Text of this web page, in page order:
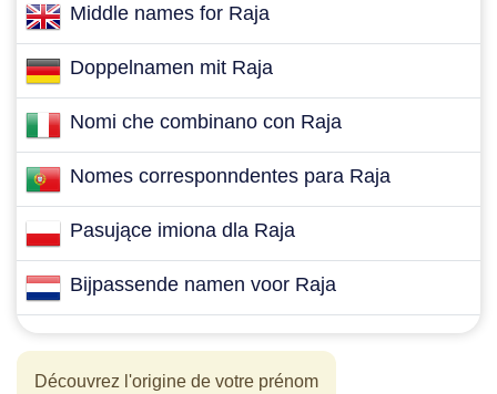
Middle names for Raja
Doppelnamen mit Raja
Nomi che combinano con Raja
Nomes corresponndentes para Raja
Pasujące imiona dla Raja
Bijpassende namen voor Raja
Découvrez l'origine de votre prénom